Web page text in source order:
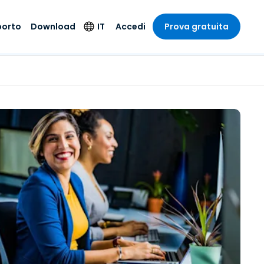
con
on-
Antivirus
Rilevamento degli
endpoint e risposta
Accesso e controllo
Wi-Fi Foxpass
Spazio di lavoro
sicuro Zero Trust
Shield (Anti-scam)
Tutti i prodotti
sanitaria
e
e Design
contabilità
settori
sistema
Download IT
Deutsch
Español
Français
Italiano
Nederlands
Português
简体中文
繁體中文
Accedi Prova gratuita